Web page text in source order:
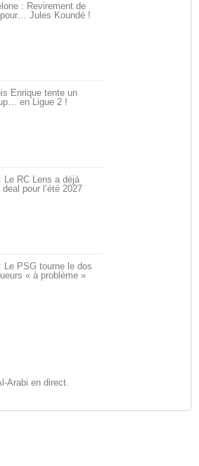
: Revirement de
Jules Koundé !
Enrique tente un
en Ligue 2 !
Le RC Lens a déjà
pour l’été 2027
Le PSG tourne le dos
« à problème »
Arabi en direct.